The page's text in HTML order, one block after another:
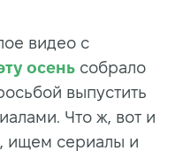
видео с
осень собрало
выпустить
Что ж, вот и
ищем сериалы и